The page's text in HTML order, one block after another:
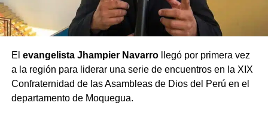
El evangelista Jhampier Navarrollegó por primera vez
a la región para liderar una serie de encuentros en la XIX
Confraternidad de las Asambleas de Dios del Perú en el
departamento de Moquegua.